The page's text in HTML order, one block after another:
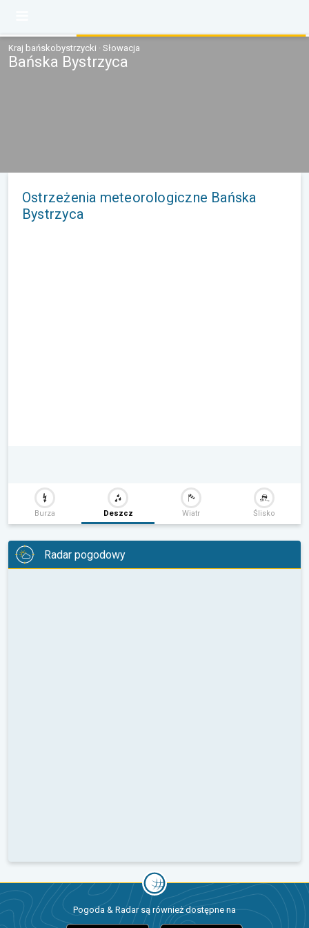
Kraj bańskobystrzycki · Słowacja
Bańska Bystrzyca
Ostrzeżenia meteorologiczne Bańska
Bystrzyca
Burza Deszcz Wiatr Ślisko
Radar pogodowy
Pogoda & Radar są również dostępne na